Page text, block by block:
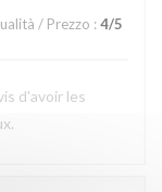
/ Prezzo : 4/5
d'avoir les